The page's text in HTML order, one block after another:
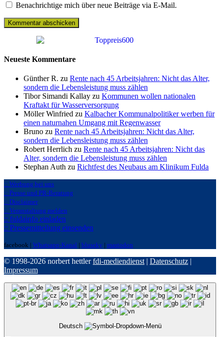
Benachrichtige mich über neue Beiträge via E-Mail.
Neueste Kommentare
Günther R. zu Rente nach 45 Arbeitsjahren: Nicht das Alter,
sondern die Lebensleistung muss zählen
Tibor Simandi Kallay zu Kommunen wollen nationalen
Kraftakt für Wasserversorgung
Möller Winfried zu Kalbacher Kommunalpolitiker werben für
einen naturnahen Umgang mit Regenwasser
Bruno zu Rente nach 45 Arbeitsjahren: Nicht das Alter,
sondern die Lebensleistung muss zählen
Robert Herrlich zu Rente nach 45 Arbeitsjahren: Nicht das
Alter, sondern die Lebensleistung muss zählen
Stephan Auth zu Richtfest des Neubaus am Klinikum Fulda
:: Werbung bei uns
:: Presse und PR-Beratung
:: Disclaimer
:: Veranstaltung melden
:: fuldainfo einladen
:: Pressemitteilung einsenden
facebook | Whatsapp-Kanal | bluseky | mastodon
© 1998-2026 norbert hettlerfdi-mediendienst | Datenschutz |
Impressum
Deutsch